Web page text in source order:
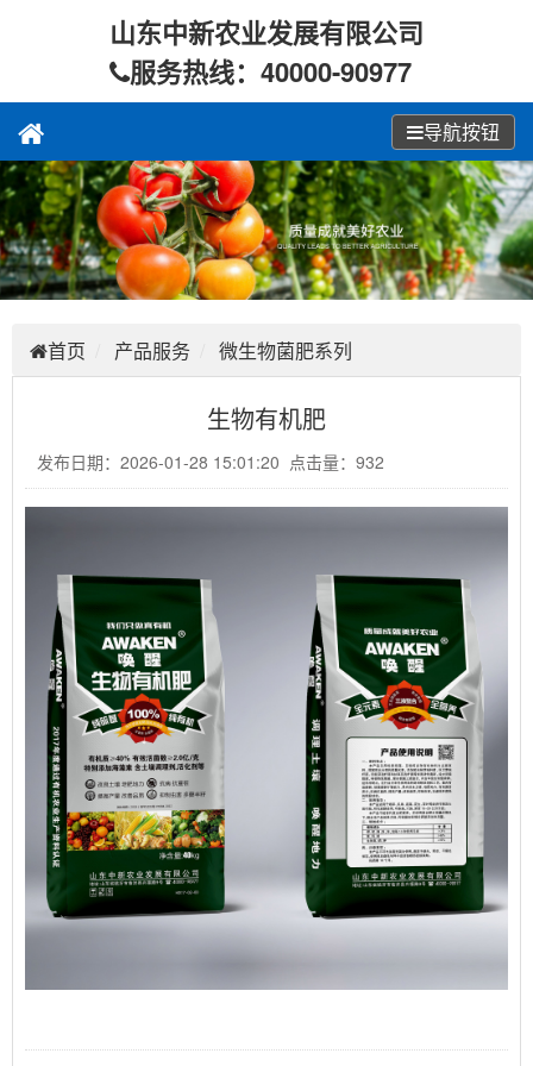
山东中新农业发展有限公司
服务热线：40000-90977
导航按钮
首页 产品服务 微生物菌肥系列
生物有机肥
发布日期：2026-01-28 15:01:20 点击量：932